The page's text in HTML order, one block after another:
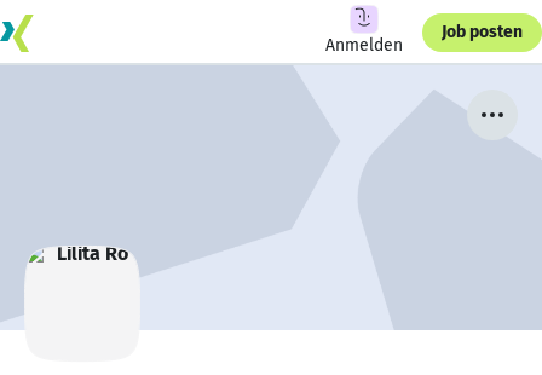
Anmelden
Job posten